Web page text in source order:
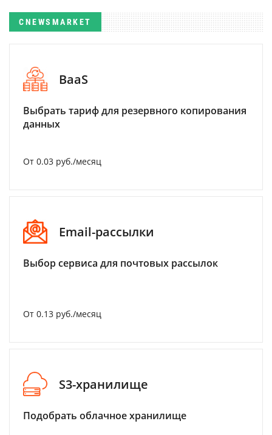
CNEWSMARKET
BaaS
Выбрать тариф для резервного копирования
данных
От 0.03 руб./месяц
Email-рассылки
Выбор сервиса для почтовых рассылок
От 0.13 руб./месяц
S3-хранилище
Подобрать облачное хранилище